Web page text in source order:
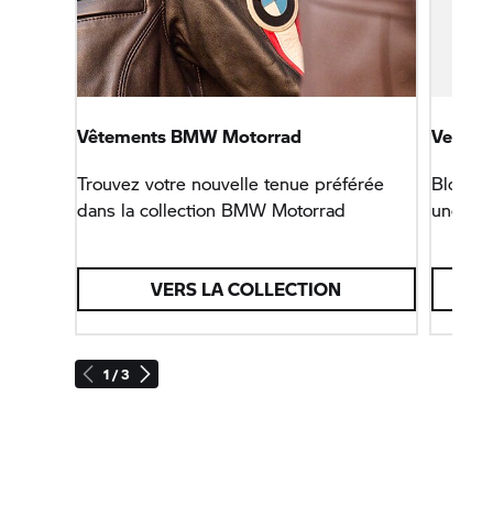
1 / 3
Vêtements BMW Motorrad
Trouvez votre nouvelle tenue préférée
dans la collection BMW Motorrad
VERS LA COLLECTION
Veste
une